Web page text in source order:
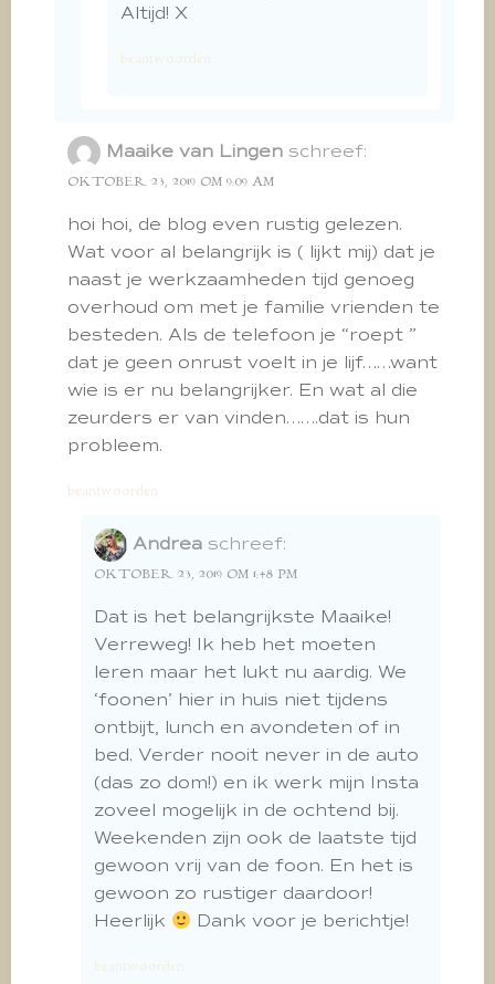
Altijd! X
beantwoorden
Maaike van Lingen schreef:
OKTOBER 23, 2019 OM 9:09 AM
hoi hoi, de blog even rustig gelezen.
Wat voor al belangrijk is ( lijkt mij) dat je
naast je werkzaamheden tijd genoeg
overhoud om met je familie vrienden te
besteden. Als de telefoon je “roept ”
dat je geen onrust voelt in je lijf……want
wie is er nu belangrijker. En wat al die
zeurders er van vinden…….dat is hun
probleem.
beantwoorden
Andrea schreef:
OKTOBER 23, 2019 OM 1:48 PM
Dat is het belangrijkste Maaike!
Verreweg! Ik heb het moeten
leren maar het lukt nu aardig. We
‘foonen’ hier in huis niet tijdens
ontbijt, lunch en avondeten of in
bed. Verder nooit never in de auto
(das zo dom!) en ik werk mijn Insta
zoveel mogelijk in de ochtend bij.
Weekenden zijn ook de laatste tijd
gewoon vrij van de foon. En het is
gewoon zo rustiger daardoor!
Heerlijk
Dank voor je berichtje!
beantwoorden